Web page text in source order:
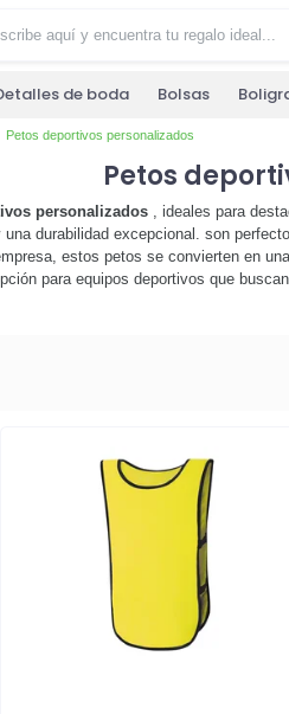
de boda Bolsas
Petos deportivos personalizados
Petos
personalizados, ideales para
durabilidad excepcional. son
estos petos se convierten en
para equipos deportivos que
¡no esperes más! explora